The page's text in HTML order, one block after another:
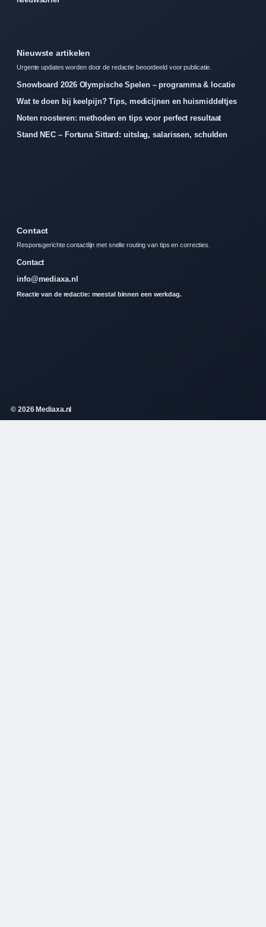
Nieuwste artikelen
Urgente updates worden door de redactie beoordeeld voor publicatie.
Snowboard 2026 Olympische Spelen – programma & locatie
Wat te doen bij keelpijn? Tips, medicijnen en huismiddeltjes
Noten roosteren: methoden en tips voor perfect resultaat
Stand NEC – Fortuna Sittard: uitslag, salarissen, schulden
Contact
Responsgerichte contactlijn met snelle routing van tips en correcties.
Contact
info@mediaxa.nl
Reactie van de redactie: meestal binnen een werkdag.
© 2026 Mediaxa.nl